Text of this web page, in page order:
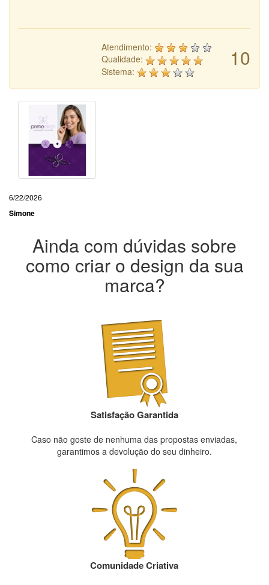
10
Atendimento:
Qualidade:
Sistema:
6/22/2026
Simone
Ainda com dúvidas sobre
como criar o design da sua
marca?
Satisfação Garantida
Caso não goste de nenhuma das propostas enviadas,
garantimos a devolução do seu dinheiro.
Comunidade Criativa